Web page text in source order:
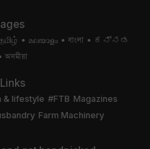
മലയാളം বাংলা
ಕನ್ನಡ
অসমীয়া
& lifestyle #FTB Magazines
Farm Machinery